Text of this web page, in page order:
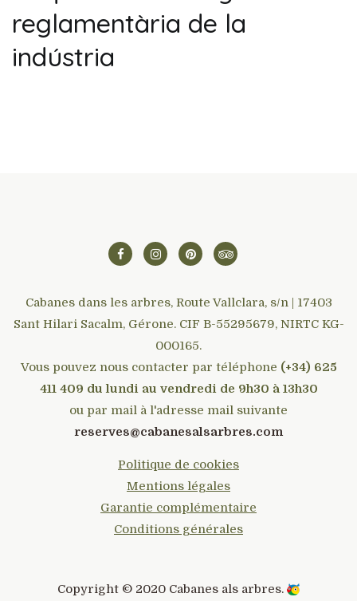
reglamentària de la
indústria
Cabanes dans les arbres, Route Vallclara, s/n | 17403
Sant Hilari Sacalm, Gérone. CIF B-55295679, NIRTC KG-
000165.
Vous pouvez nous contacter par téléphone (+34) 625
411 409 du lundi au vendredi de 9h30 à 13h30
ou par mail à l'adresse mail suivante
reserves@cabanesalsarbres.com
Politique de cookies
Mentions légales
Garantie complémentaire
Conditions générales
Copyright © 2020 Cabanes als arbres.